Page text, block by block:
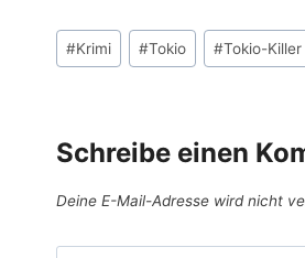
Schlagworte:
#Krimi #Tokio #Tokio-Killer
Schreibe einen
Deine E-Mail-Adresse wird nicht